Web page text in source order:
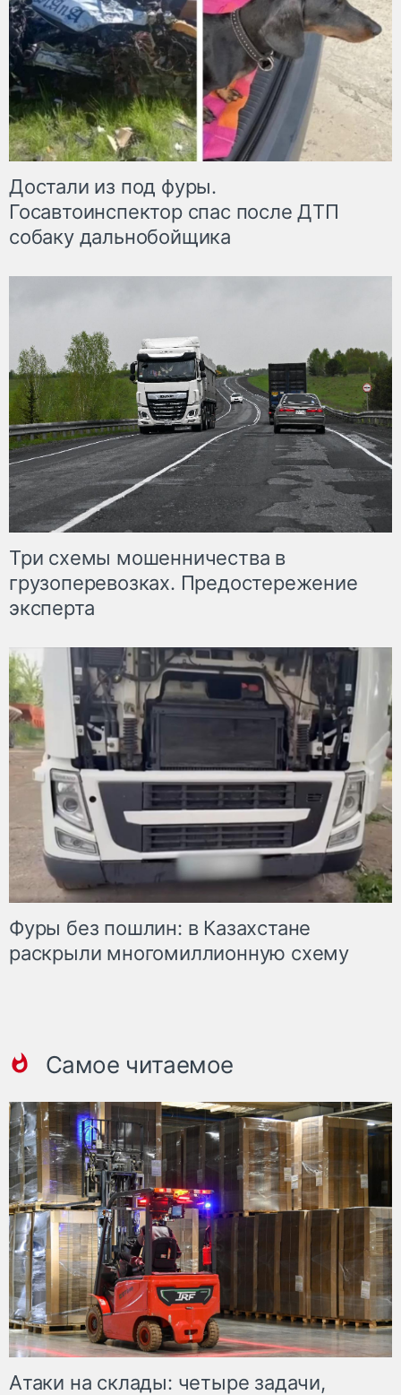
Достали из под фуры.
Госавтоинспектор спас после ДТП
собаку дальнобойщика
Три схемы мошенничества в
грузоперевозках. Предостережение
эксперта
Фуры без пошлин: в Казахстане
раскрыли многомиллионную схему
Самое читаемое
Атаки на склады: четыре задачи,